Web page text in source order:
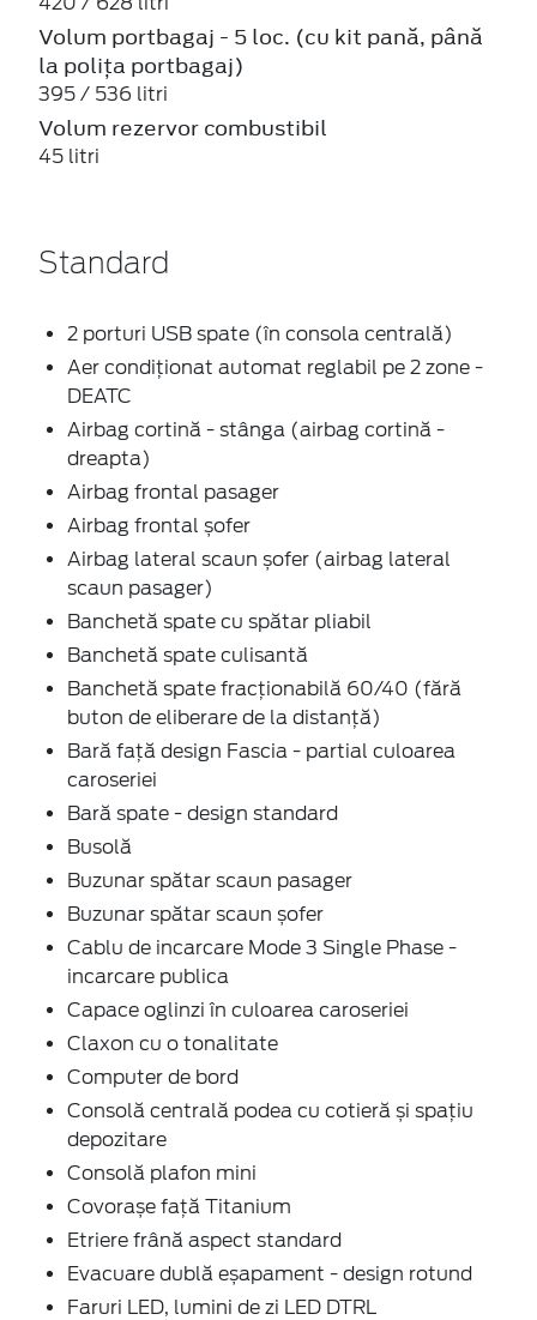
Volum portbagaj - 5 loc. (cu kit pană, până
la polița portbagaj)
395 / 536 litri
Volum rezervor combustibil
45 litri
Standard
2 porturi USB spate (în consola centrală)
Aer condiționat automat reglabil pe 2 zone -
DEATC
Airbag cortină - stânga (airbag cortină -
dreapta)
Airbag frontal pasager
Airbag frontal șofer
Airbag lateral scaun șofer (airbag lateral
scaun pasager)
Banchetă spate cu spătar pliabil
Banchetă spate culisantă
Banchetă spate fracționabilă 60/40 (fără
buton de eliberare de la distanță)
Bară față design Fascia - partial culoarea
caroseriei
Bară spate - design standard
Busolă
Buzunar spătar scaun pasager
Buzunar spătar scaun șofer
Cablu de incarcare Mode 3 Single Phase -
incarcare publica
Capace oglinzi în culoarea caroseriei
Claxon cu o tonalitate
Computer de bord
Consolă centrală podea cu cotieră și spațiu
depozitare
Consolă plafon mini
Covorașe față Titanium
Etriere frână aspect standard
Evacuare dublă eșapament - design rotund
Faruri LED, lumini de zi LED DTRL